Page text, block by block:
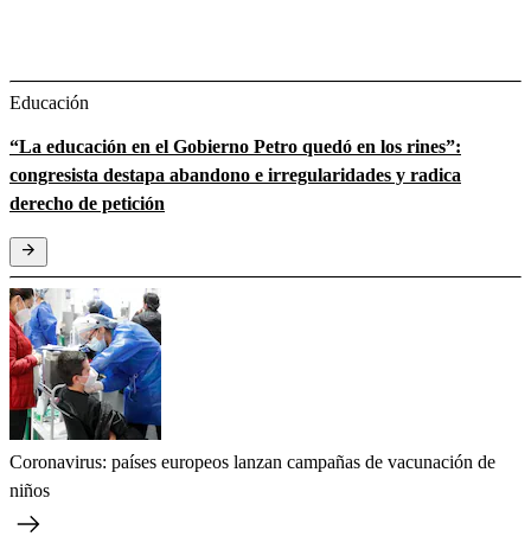
Educación
“La educación en el Gobierno Petro quedó en los rines”:
congresista destapa abandono e irregularidades y radica
derecho de petición
Coronavirus: países europeos lanzan campañas de vacunación de
niños